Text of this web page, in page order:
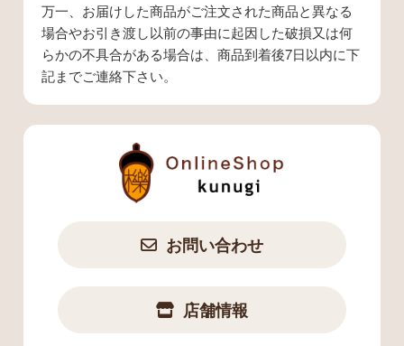
万一、お届けした商品がご注文された商品と異なる
場合やお引き渡し以前の事由に起因した破損又は何
らかの不具合がある場合は、商品到着後7日以内に下
記までご連絡下さい。
お問い合わせ
店舗情報